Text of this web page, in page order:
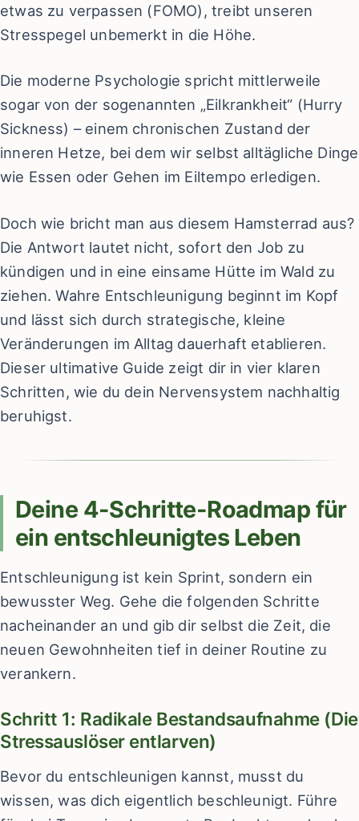
etwas zu verpassen (FOMO), treibt unseren
Stresspegel unbemerkt in die Höhe.
Die moderne Psychologie spricht mittlerweile
sogar von der sogenannten „Eilkrankheit“ (Hurry
Sickness) – einem chronischen Zustand der
inneren Hetze, bei dem wir selbst alltägliche Dinge
wie Essen oder Gehen im Eiltempo erledigen.
Doch wie bricht man aus diesem Hamsterrad aus?
Die Antwort lautet nicht, sofort den Job zu
kündigen und in eine einsame Hütte im Wald zu
ziehen. Wahre Entschleunigung beginnt im Kopf
und lässt sich durch strategische, kleine
Veränderungen im Alltag dauerhaft etablieren.
Dieser ultimative Guide zeigt dir in vier klaren
Schritten, wie du dein Nervensystem nachhaltig
beruhigst.
Deine 4-Schritte-Roadmap für
ein entschleunigtes Leben
Entschleunigung ist kein Sprint, sondern ein
bewusster Weg. Gehe die folgenden Schritte
nacheinander an und gib dir selbst die Zeit, die
neuen Gewohnheiten tief in deiner Routine zu
verankern.
Schritt 1: Radikale Bestandsaufnahme (Die
Stressauslöser entlarven)
Bevor du entschleunigen kannst, musst du
wissen, was dich eigentlich beschleunigt. Führe